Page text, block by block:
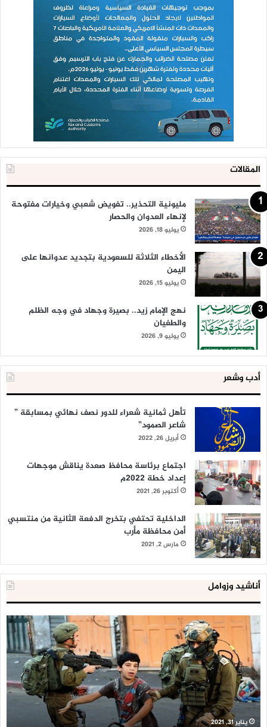
المقالات
مليونية التحذير.. تفويض شعبي وخيارات مفتوحة
لإنهاء العدوان والحصار
يوليو 18, 2026
الأخطاء الثلاثة للسعودية بتجديد عدوانها على
اليمن
يوليو 15, 2026
نهج الإمام زيد.. بصيرة وجهاد في وجه الظلم
والطغيان
يوليو 9, 2026
أدب وشعر
تأهل ثمانية شعراء للدور نصف نهائي بمسابقة ”
شاعر الصمود”
أبريل 26, 2022
اجتماع برئاسة محافظ صعدة يناقش موجهات
إعداد خطة 2022م
أكتوبر 26, 2021
الداخلية تحتفي بتخرج الدفعة الثانية من منتسبي
أمن محافظة مأرب
مارس 2, 2021
أناشيد وزوامل
العدو
الإسرائيلي
اعتقل
543
طفلا
فلسطينيا
خلال
2020
يناير 31, 2021